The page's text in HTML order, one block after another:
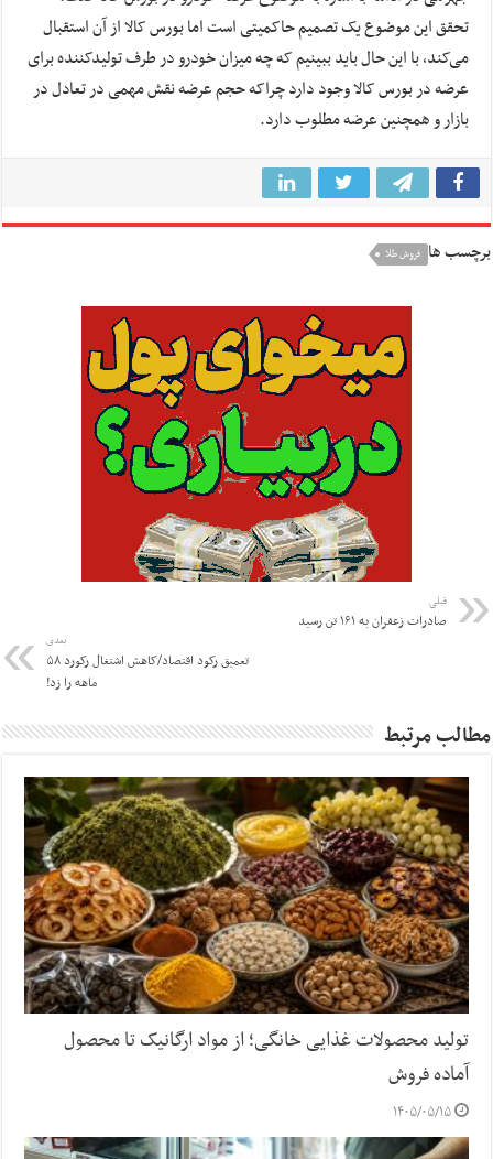
تحقق این موضوع یک تصمیم حاکمیتی است اما بورس کالا از آن استقبال
می‌کند، با این حال باید ببینیم که چه میزان خودرو در طرف تولیدکننده برای
عرضه در بورس کالا وجود دارد چراکه حجم عرضه نقش مهمی در تعادل در
بازار و همچنین عرضه مطلوب دارد.
برچسب ها فروش طلا
قبلی
صادرات زعفران به ۱۶۱ تن رسید
بعدی
تعمیق رکود اقتصاد/کاهش اشتغال رکورد ۵۸
ماهه را زد!
مطالب مرتبط
تولید محصولات غذایی خانگی؛ از مواد ارگانیک تا محصول
آماده فروش
۱۴۰۵/۰۵/۱۵